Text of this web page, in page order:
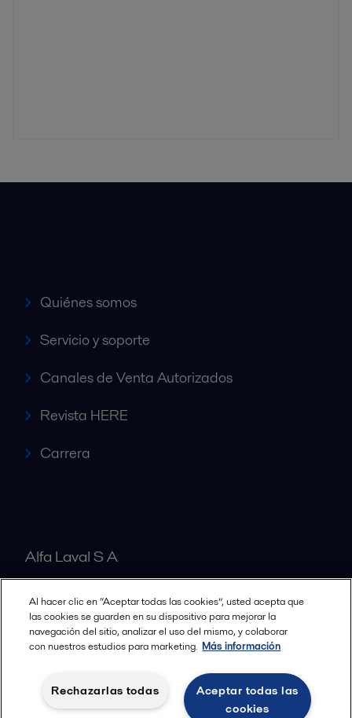
Quiénes somos
Servicio y soporte
Canales de Venta Autorizados
Revista HERE
Carrera
Alfa Laval S A
Nuestras oficinas
Términos y condiciones legales
Política de Privacidad
Al hacer clic en “Aceptar todas las cookies”, usted acepta que
las cookies se guarden en su dispositivo para mejorar la
navegación del sitio, analizar el uso del mismo, y colaborar
con nuestros estudios para marketing. Más información
Aceptar todas las
cookies
Rechazarlas todas